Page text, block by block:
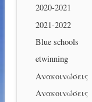
2020-2021
2021-2022
Blue schools
etwinning
Ανακοινώσεις
Ανακοινώσεις